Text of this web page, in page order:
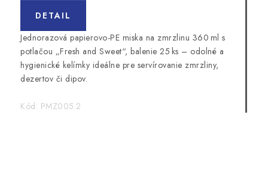
DETAIL
Jednorazová papierovo-PE miska na zmrzlinu 360 ml s
potlačou „Fresh and Sweet“, balenie 25 ks – odolné a
hygienické kelímky ideálne pre servírovanie zmrzliny,
dezertov či dipov.
Kód: PMZ005.2